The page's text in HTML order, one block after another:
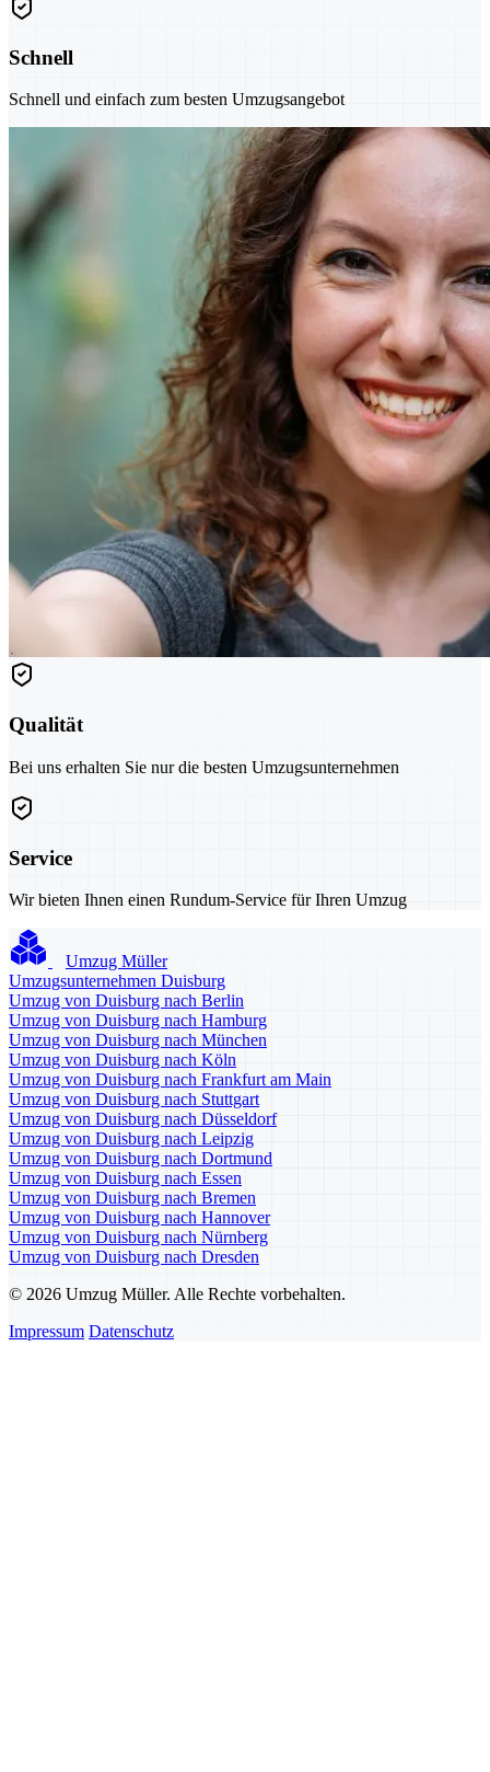
Schnell
Schnell und einfach zum besten Umzugsangebot
Qualität
Bei uns erhalten Sie nur die besten Umzugsunternehmen
Service
Wir bieten Ihnen einen Rundum-Service für Ihren Umzug
Umzug Müller
Umzugsunternehmen Duisburg
Umzug von Duisburg nach Berlin
Umzug von Duisburg nach Hamburg
Umzug von Duisburg nach München
Umzug von Duisburg nach Köln
Umzug von Duisburg nach Frankfurt am Main
Umzug von Duisburg nach Stuttgart
Umzug von Duisburg nach Düsseldorf
Umzug von Duisburg nach Leipzig
Umzug von Duisburg nach Dortmund
Umzug von Duisburg nach Essen
Umzug von Duisburg nach Bremen
Umzug von Duisburg nach Hannover
Umzug von Duisburg nach Nürnberg
Umzug von Duisburg nach Dresden
© 2026 Umzug Müller. Alle Rechte vorbehalten.
Impressum Datenschutz